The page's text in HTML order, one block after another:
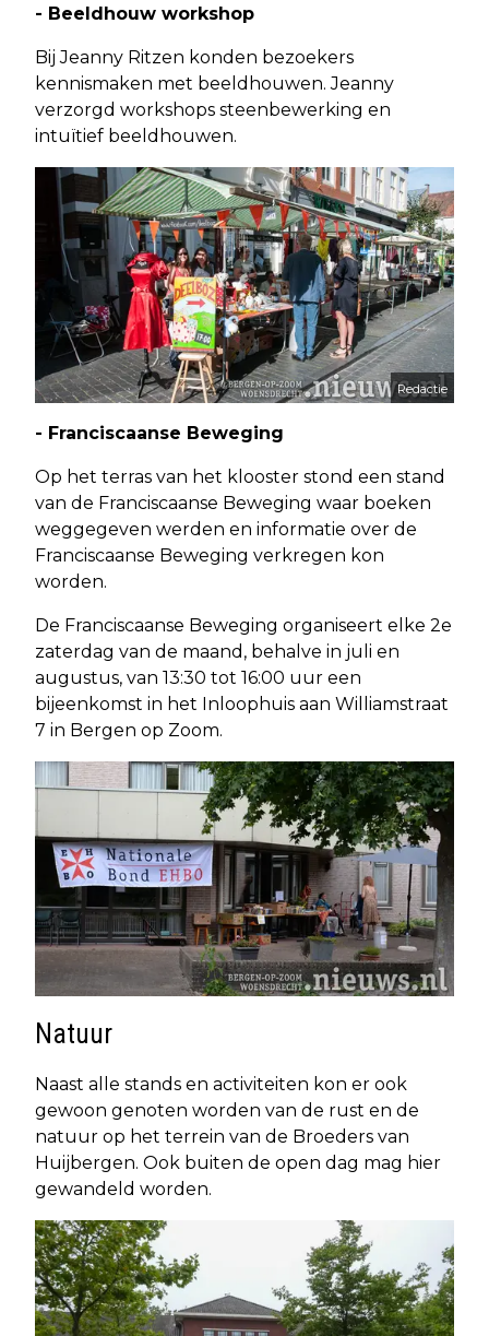
- Beeldhouw workshop
Bij Jeanny Ritzen konden bezoekers
kennismaken met beeldhouwen. Jeanny
verzorgd workshops steenbewerking en
intuïtief beeldhouwen.
Redactie
- Franciscaanse Beweging
Op het terras van het klooster stond een stand
van de Franciscaanse Beweging waar boeken
weggegeven werden en informatie over de
Franciscaanse Beweging verkregen kon
worden.
De Franciscaanse Beweging organiseert elke 2e
zaterdag van de maand, behalve in juli en
augustus, van 13:30 tot 16:00 uur een
bijeenkomst in het Inloophuis aan Williamstraat
7 in Bergen op Zoom.
Natuur
Naast alle stands en activiteiten kon er ook
gewoon genoten worden van de rust en de
natuur op het terrein van de Broeders van
Huijbergen. Ook buiten de open dag mag hier
gewandeld worden.